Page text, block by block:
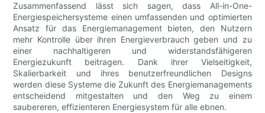
Zusammenfassend lässt sich sagen, dass All-in-One-
Energiespeichersysteme einen umfassenden und optimierten
Ansatz für das Energiemanagement bieten, den Nutzern
mehr Kontrolle über ihren Energieverbrauch geben und zu
einer nachhaltigeren und widerstandsfähigeren
Energiezukunft beitragen. Dank ihrer Vielseitigkeit,
Skalierbarkeit und ihres benutzerfreundlichen Designs
werden diese Systeme die Zukunft des Energiemanagements
entscheidend mitgestalten und den Weg zu einem
saubereren, effizienteren Energiesystem für alle ebnen.